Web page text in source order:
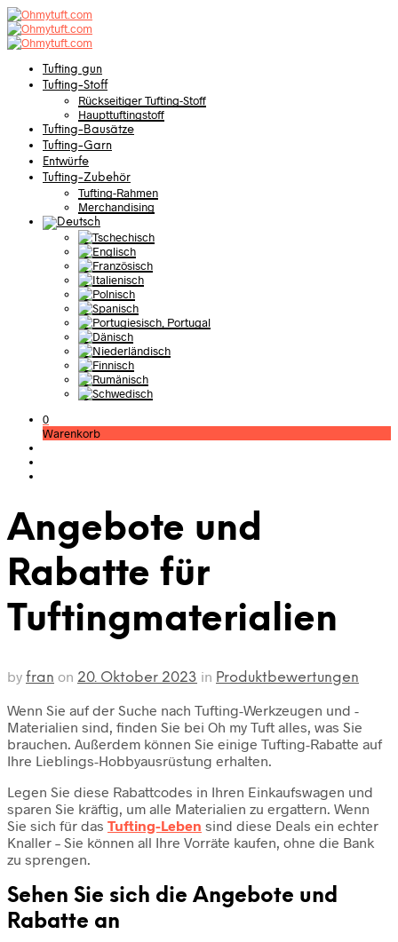
Tufting gun
Tufting-Stoff
Rückseitiger Tufting-Stoff
Haupttuftingstoff
Tufting-Bausätze
Tufting-Garn
Entwürfe
Tufting-Zubehör
Tufting-Rahmen
Merchandising
0
Warenkorb
Angebote und
Rabatte für
Tuftingmaterialien
by fran on 20. Oktober 2023 in Produktbewertungen
Wenn Sie auf der Suche nach Tufting-Werkzeugen und -
Materialien sind, finden Sie bei Oh my Tuft alles, was Sie
brauchen. Außerdem können Sie einige Tufting-Rabatte auf
Ihre Lieblings-Hobbyausrüstung erhalten.
Legen Sie diese Rabattcodes in Ihren Einkaufswagen und
sparen Sie kräftig, um alle Materialien zu ergattern. Wenn
Sie sich für das Tufting-Leben sind diese Deals ein echter
Knaller – Sie können all Ihre Vorräte kaufen, ohne die Bank
zu sprengen.
Sehen Sie sich die Angebote und
Rabatte an